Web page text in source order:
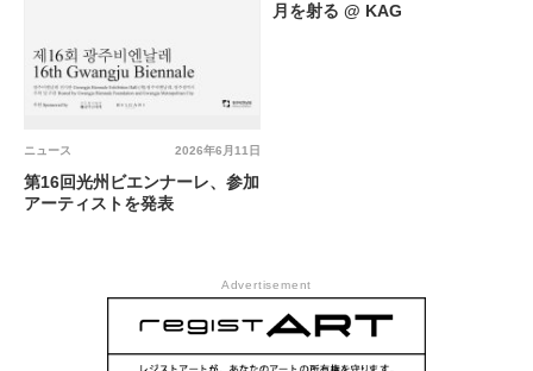
2026年6月11日
ニュース
第16回光州ビエンナーレ、参加
アーティストを発表
月を射る @ KAG
Advertisement